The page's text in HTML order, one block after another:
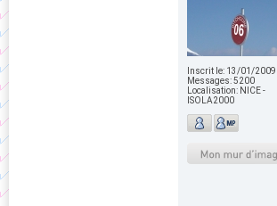
Inscrit le: 13/01/2009
Messages:5200
Localisation: NICE -
ISOLA2000